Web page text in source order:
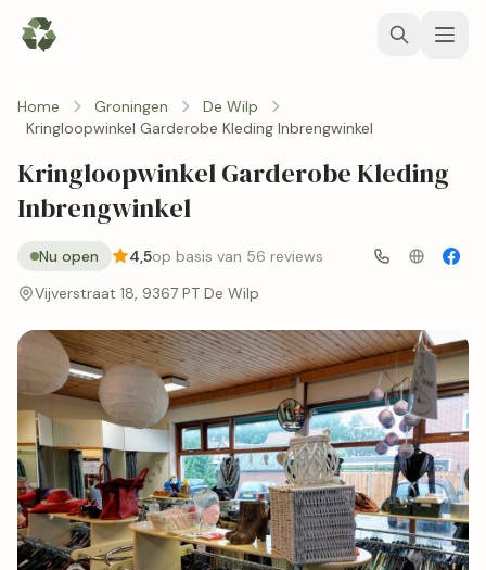
Home Groningen
De Wilp
Kringloopwinkel Garderobe Kleding Inbrengwinkel
Kringloopwinkel Garderobe Kleding
Inbrengwinkel
Nu open 4,5op basis van 56 reviews
Vijverstraat 18, 9367 PT De Wilp